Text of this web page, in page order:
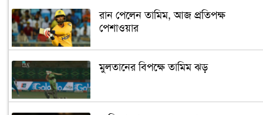
রান পেলেন তামিম, আজ প্রতিপক্ষ
পেশাওয়ার
মুলতানের বিপক্ষে তামিম ঝড়